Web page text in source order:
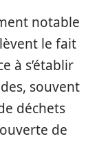
notable
le fait
à s’établir
souvent
déchets
de